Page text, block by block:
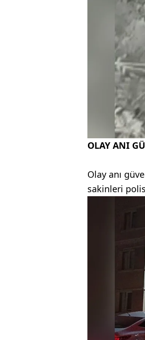
OLAY ANI
Olay anı
sakinleri